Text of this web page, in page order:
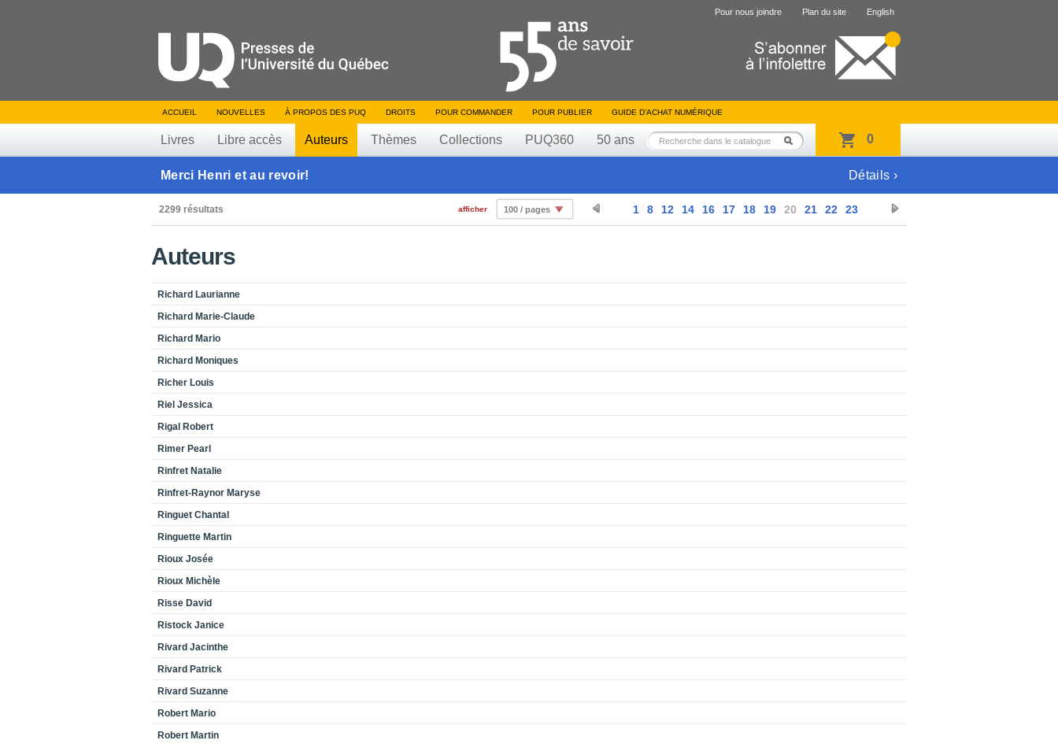
Pour nous joindre Plan du site English
ACCUEIL NOUVELLES À PROPOS DES PUQ DROITS POUR COMMANDER POUR PUBLIER GUIDE D’ACHAT NUMÉRIQUE
Livres Libre accès Auteurs Thèmes Collections PUQ360 50 ans 0
Merci Henri et au revoir! Détails ›
2299 résultats 1 8 12 14 16 17 18 19 20 21 22 23
afficher 100 / pages
Auteurs
Richard Laurianne
Richard Marie-Claude
Richard Mario
Richard Moniques
Richer Louis
Riel Jessica
Rigal Robert
Rimer Pearl
Rinfret Natalie
Rinfret-Raynor Maryse
Ringuet Chantal
Ringuette Martin
Rioux Josée
Rioux Michèle
Risse David
Ristock Janice
Rivard Jacinthe
Rivard Patrick
Rivard Suzanne
Robert Mario
Robert Martin